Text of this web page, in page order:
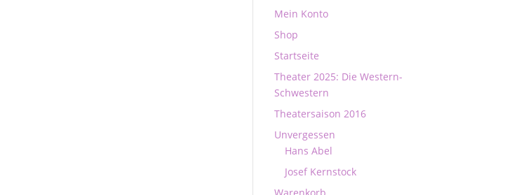
Mein Konto
Shop
Startseite
Theater 2025: Die Western-
Schwestern
Theatersaison 2016
Unvergessen
Hans Abel
Josef Kernstock